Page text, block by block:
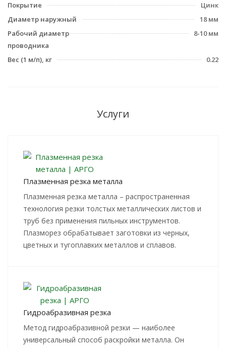
Покрытие
Цинк
Диаметр наружный
18 мм
Рабочий диаметр
проводника
8-10 мм
Вес (1 м/п), кг 0.22
Услуги
Плазменная резка металла
Плазменная резка металла – распространенная
технология резки толстых металлических листов и
труб без применения пильных инструментов.
Плазморез обрабатывает заготовки из черных,
цветных и тугоплавких металлов и сплавов.
Гидроабразивная резка
Метод гидроабразивной резки — наиболее
универсальный способ раскройки металла. Он